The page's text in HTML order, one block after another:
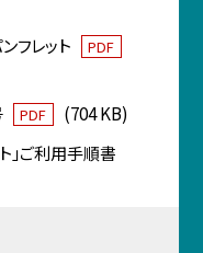
フレット
PDF
PDF
(704 KB)
」ご利用手順書